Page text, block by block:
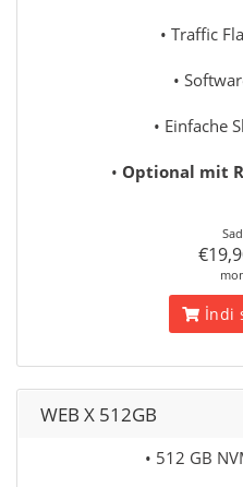
• Traffic
•
• Einfache
• Optional mit
İndi
WEB X 512GB
• 512 GB